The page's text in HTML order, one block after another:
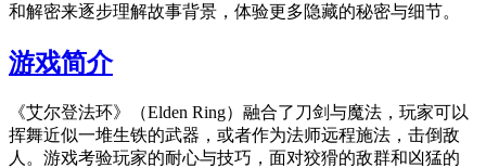
和解密来逐步理解故事背景，体验更多隐藏的秘密与细节。
游戏简介
《艾尔登法环》（Elden Ring）融合了刀剑与魔法，玩家可以
挥舞近似一堆生铁的武器，或者作为法师远程施法，击倒敌
人。游戏考验玩家的耐心与技巧，面对狡猾的敌群和凶猛的